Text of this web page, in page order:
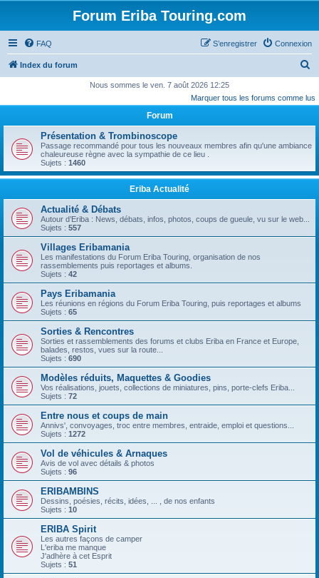
Forum Eriba Touring.com
FAQ Connexion
S’enregistrer
Index du forum
c
r
e
Nous sommes le ven. 7 août 2026 12:25
Marquer tous les forums comme lus
Forum
Présentation & Trombinoscope
Passage recommandé pour tous les nouveaux membres afin qu'une ambiance
chaleureuse règne avec la sympathie de ce lieu .
Sujets : 1460
Eriba Actualité
Actualité & Débats
Autour d’Eriba : News, débats, infos, photos, coups de gueule, vu sur le web...
Sujets : 557
Villages Eribamania
Les manifestations du Forum Eriba Touring, organisation de nos
rassemblements puis reportages et albums.
Sujets : 42
Pays Eribamania
Les réunions en régions du Forum Eriba Touring, puis reportages et albums
Sujets : 65
Sorties & Rencontres
Sorties et rassemblements des forums et clubs Eriba en France et Europe,
balades, restos, vues sur la route...
Sujets : 690
Modèles réduits, Maquettes & Goodies
Vos réalisations, jouets, collections de miniatures, pins, porte-clefs Eriba...
Sujets : 72
Entre nous et coups de main
Annivs', convoyages, troc entre membres, entraide, emploi et questions...
Sujets : 1272
Vol de véhicules & Arnaques
Avis de vol avec détails & photos
Sujets : 96
ERIBAMBINS
Dessins, poésies, récits, idées, ... , de nos enfants
Sujets : 10
ERIBA Spirit
Les autres façons de camper
L'eriba me manque
J'adhère à cet Esprit
Sujets : 51